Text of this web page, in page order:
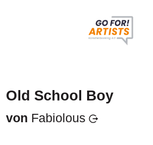
Old School Boy
von Fabiolous